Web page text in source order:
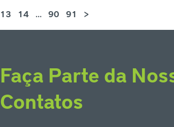
13 14 … 90 91 >
Faça Parte da
Contatos